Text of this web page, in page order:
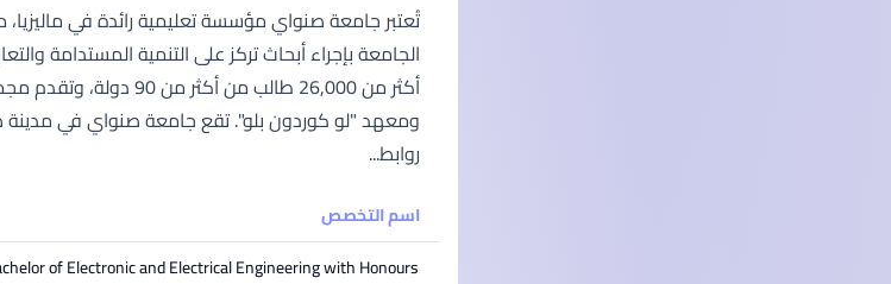
تُعتبر جامعة صنواي مؤسسة تعليمية رائدة في ماليزيا،
الجامعة بإجراء أبحاث تركز على التنمية المستدامة
أكثر من 26,000 طالب
ومعهد "لو كوردون بلو". تقع جامعة صنواي في مدينة
روابط...
اسم التخصص
Bachelor of Electronic and Electrical Engineering with Honours